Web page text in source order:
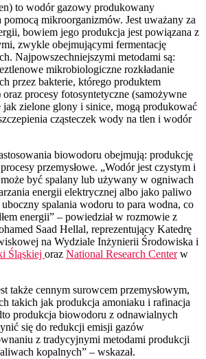
to wodór gazowy produkowany
mikroorganizmów. Jest uważany za
bowiem jego produkcja jest powiązana z
zwykle obejmującymi fermentację
Najpowszechniejszymi metodami są:
mikrobiologiczne rozkładanie
przez bakterie, którego produktem
procesy fotosyntetyczne (samożywne
zielone glony i sinice, mogą produkować
cząsteczek wody na tlen i wodór
biowodoru obejmują: produkcję
przemysłowe. „Wodór jest czystym i
być spalany lub używany w ogniwach
energii elektrycznej albo jako paliwo
spalania wodoru to para wodna, co
energii” – powiedział w rozmowie z
Saad Hellal, reprezentujący Katedrę
na Wydziale Inżynierii Środowiska i
Śląskiej oraz National Research Centerw
także cennym surowcem przemysłowym,
takich jak produkcja amoniaku i rafinacja
produkcja biowodoru z odnawialnych
się do redukcji emisji gazów
z tradycyjnymi metodami produkcji
kopalnych” – wskazał.